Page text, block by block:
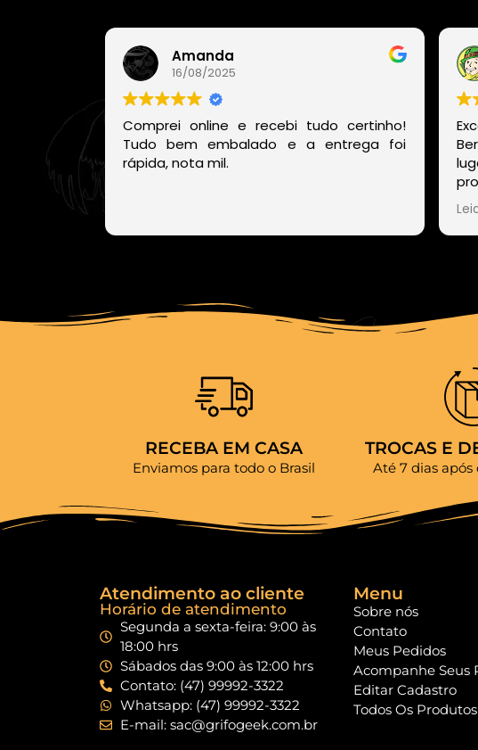
Amanda
16/08/2025
Comprei online e recebi tudo certinho!
Tudo bem embalado e a entrega foi
rápida, nota mil.
de
os
RECEBA EM CASA
Enviamos para todo o Brasil
TROCAS E
Até 7 dias
Atendimento ao cliente
Horário de atendimento
Segunda a sexta-feira: 9:00 às
18:00 hrs
Sábados das 9:00 às 12:00 hrs
Contato: (47) 99992-3322
Whatsapp: (47) 99992-3322
E-mail: sac@grifogeek.com.br
Menu
Sobre nós
Contato
Meus Pedidos
Acompanhe Seus
Editar Cadastro
Todos Os Produtos